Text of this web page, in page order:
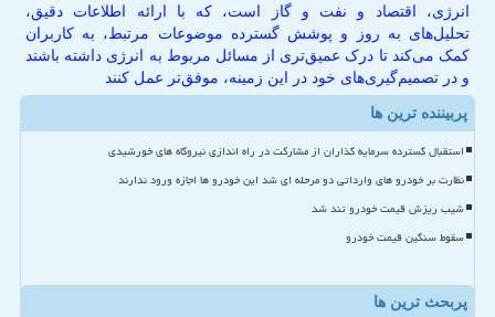
انرژی، اقتصاد و نفت و گاز است، که با ارائه اطلاعات دقیق،
تحلیل‌های به روز و پوشش گسترده موضوعات مرتبط، به کاربران
کمک می‌کند تا درک عمیق‌تری از مسائل مربوط به انرژی داشته باشند
و در تصمیم‌گیری‌های خود در این زمینه، موفق‌تر عمل کنند
پربیننده ترین ها
استقبال گسترده سرمایه گذاران از مشارکت در راه اندازی نیروگاه های خورشیدی
نظارت بر خودرو های وارداتی دو مرحله ای شد این خودرو ها اجازه ورود ندارند
شیب ریزش قیمت خودرو تند شد
سقوط سنگین قیمت خودرو
پربحث ترین ها